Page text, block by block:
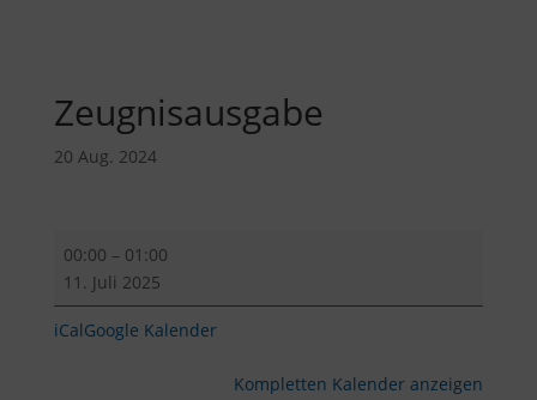
Zeugnisausgabe
20 Aug. 2024
Zeugnisausgabe
00:00 – 01:00
11. Juli 2025
iCalGoogle Kalender
Kompletten Kalender anzeigen